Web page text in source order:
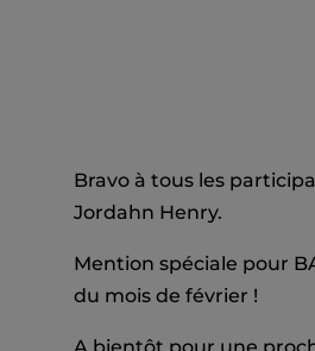
Bravo à tous les
Jordahn Henry.
Mention spéciale pour
du mois de février !